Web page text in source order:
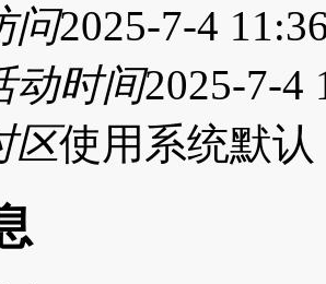
问2025-7-4
动时间2025-7-4
区使用系统默认